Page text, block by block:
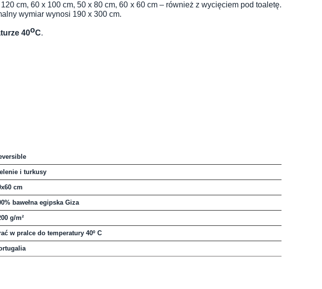
cm, 60 x 100 cm, 50 x 80 cm, 60 x 60 cm – również z wycięciem pod toaletę.
wymiar wynosi 190 x 300 cm.
40oC.
i turkusy
cm
bawełna egipska Giza
g/m²
w pralce do temperatury 40º C